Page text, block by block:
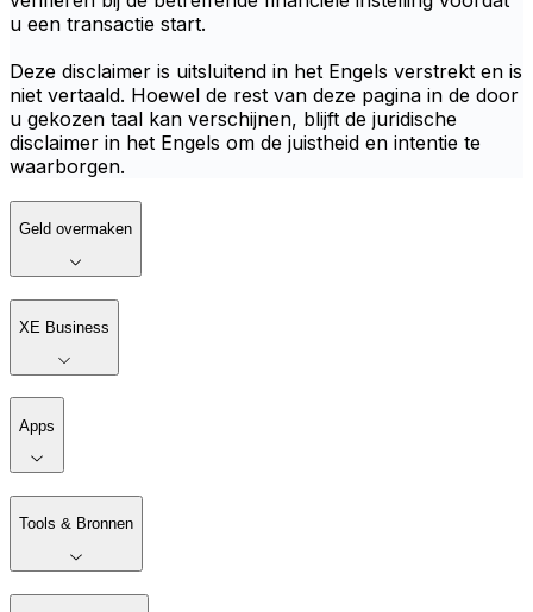
u een transactie start.
Deze disclaimer is uitsluitend in het Engels verstrekt en is
niet vertaald. Hoewel de rest van deze pagina in de door
u gekozen taal kan verschijnen, blijft de juridische
disclaimer in het Engels om de juistheid en intentie te
waarborgen.
Geld overmaken
XE Business
Apps
Tools & Bronnen